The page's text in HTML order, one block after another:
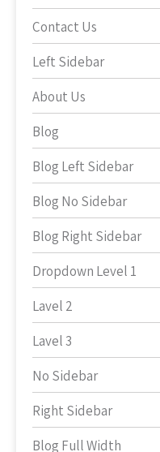
Contact Us
Left Sidebar
About Us
Blog
Blog Left Sidebar
Blog No Sidebar
Blog Right Sidebar
Dropdown Level 1
Lavel 2
Lavel 3
No Sidebar
Right Sidebar
Blog Full Width